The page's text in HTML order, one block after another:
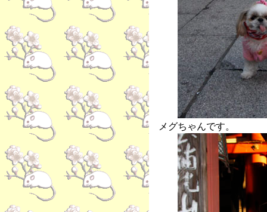
メグちゃんです。